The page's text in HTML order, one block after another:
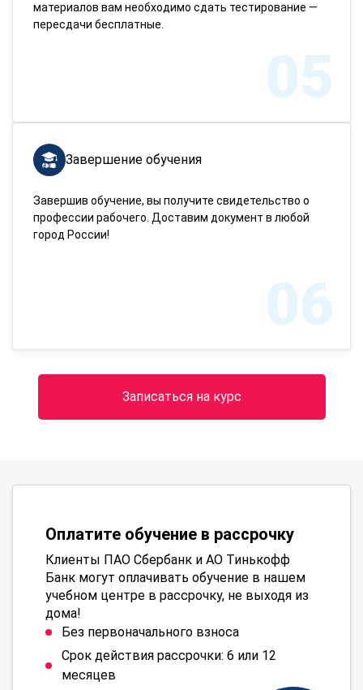
материалов вам необходимо сдать тестирование —
пересдачи бесплатные.
05
Завершение обучения
Завершив обучение, вы получите свидетельство о
профессии рабочего. Доставим документ в любой
город России!
06
Записаться на курс
Оплатите обучение в рассрочку
Клиенты ПАО Сбербанк и АО Тинькофф
Банк могут оплачивать обучение в нашем
учебном центре в рассрочку, не выходя из
дома!
Без первоначального взноса
Срок действия рассрочки: 6 или 12
месяцев